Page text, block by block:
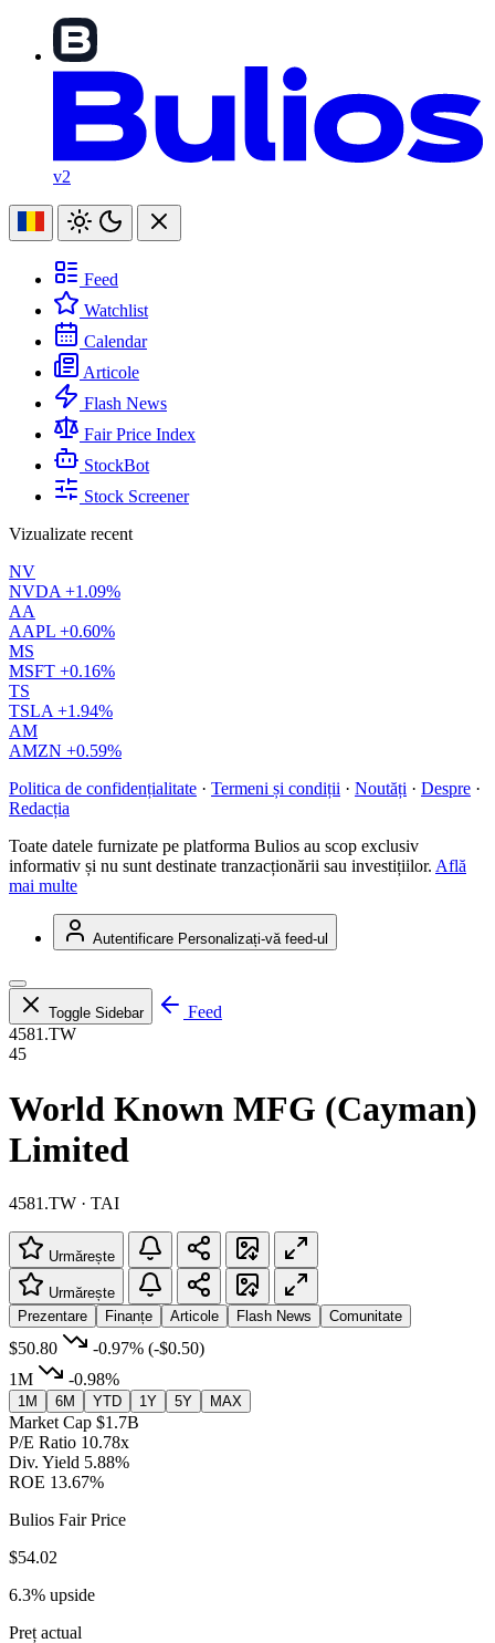
v2
Feed
Watchlist
Calendar
Articole
Flash News
Fair Price Index
StockBot
Stock Screener
Vizualizate recent
NV
NVDA +1.09%
AA
AAPL +0.60%
MS
MSFT +0.16%
TS
TSLA +1.94%
AM
AMZN +0.59%
Politica de confidențialitate · Termeni și condiții · Noutăți · Despre ·
Redacția
Toate datele furnizate pe platforma Bulios au scop exclusiv
informativ și nu sunt destinate tranzacționării sau investițiilor. Află
mai multe
Autentificare Personalizați-vă feed-ul
Toggle Sidebar
Feed
4581.TW
45
World Known MFG (Cayman)
Limited
4581.TW · TAI
Urmărește
Urmărește
Prezentare
Finanțe Articole Flash News Comunitate
$50.80 -0.97% (-$0.50)
1M
-0.98%
1M 6M YTD 1Y 5Y MAX
Market Cap $1.7B
P/E Ratio 10.78x
Div. Yield 5.88%
ROE 13.67%
Bulios Fair Price
$54.02
6.3% upside
Preț actual